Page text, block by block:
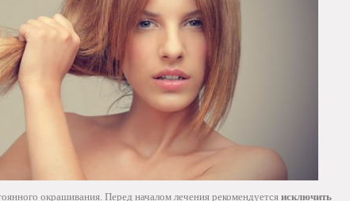
окрашивания. Перед началом лечения рекомендуется исключить